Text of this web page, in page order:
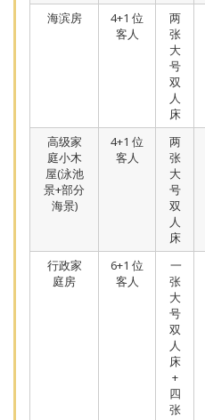
海滨房
4+1 位
客人
两
张
大
号
双
人
床
高级家
庭小木
屋(泳池
景+部分
海景)
4+1 位
客人
两
张
大
号
双
人
床
行政家
庭房
6+1 位
客人
一
张
大
号
双
人
床
+
四
张